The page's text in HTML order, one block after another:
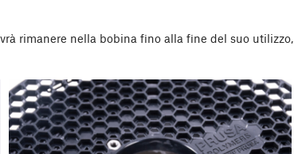
rimanere nella bobina fino alla fine del suo utilizzo,